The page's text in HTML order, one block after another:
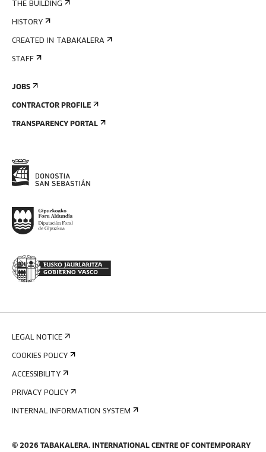
THE BUILDING
HISTORY
CREATED IN TABAKALERA
STAFF
JOBS
CONTRACTOR PROFILE
TRANSPARENCY PORTAL
© 2026 TABAKALERA. INTERNATIONAL CENTRE OF CONTEMPORARY
LEGAL NOTICE
COOKIES POLICY
ACCESSIBILITY
PRIVACY POLICY
INTERNAL INFORMATION SYSTEM